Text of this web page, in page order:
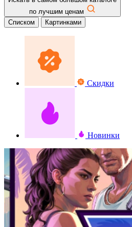
по лучшим ценам
Списком
Картинками
Скидки
Новинки